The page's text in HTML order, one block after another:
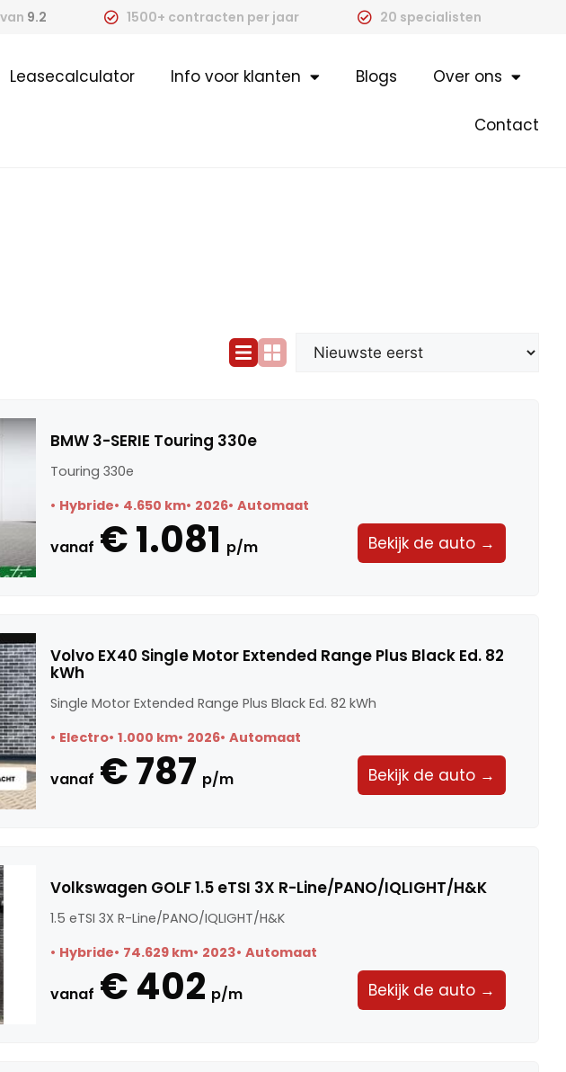
9.2 1500+ contracten per jaar 20 specialisten
Leasecalculator Info voor klanten Blogs Over ons
Contact
BMW 3-SERIE Touring 330e
Touring 330e
Hybride 4.650 km 2026 Automaat
vanaf € 1.081 p/m Bekijk de auto →
Volvo EX40 Single Motor Extended Range Plus Black Ed. 82
kWh
Single Motor Extended Range Plus Black Ed. 82 kWh
Electro 1.000 km 2026 Automaat
vanaf € 787 p/m Bekijk de auto →
Volkswagen GOLF 1.5 eTSI 3X R-Line/PANO/IQLIGHT/H&K
1.5 eTSI 3X R-Line/PANO/IQLIGHT/H&K
Hybride 74.629 km 2023 Automaat
vanaf € 402 p/m Bekijk de auto →